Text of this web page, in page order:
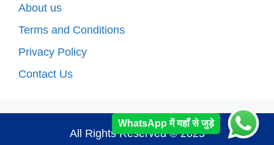
About us
Terms and Conditions
Privacy Policy
Contact Us
All Rights Reserved © 2025
WhatsApp में यहाँ से जुड़े